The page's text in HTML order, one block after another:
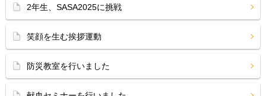
2年生、SASA2025に挑戦
笑顔を生む挨拶運動
防災教室を行いました